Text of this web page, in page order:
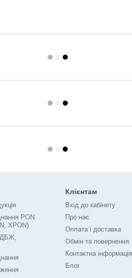
PON
XPON)
ДБЖ,
Клієнтам
Вхід до кабінету
Про нас
Оплата і доставка
Обмін та повернення
Контактна інформація
Блог